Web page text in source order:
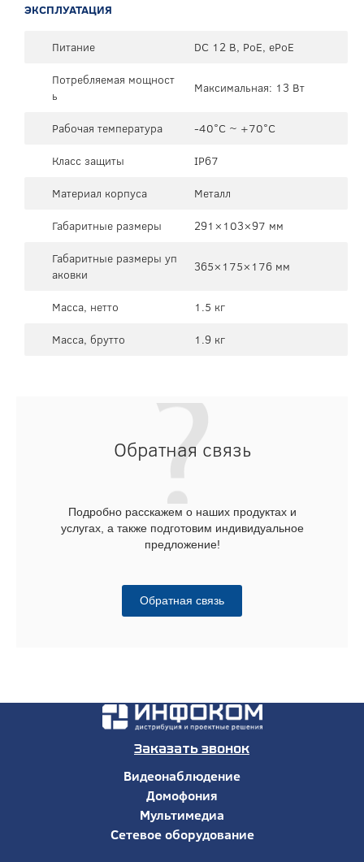
ЭКСПЛУАТАЦИЯ
Питание
DC 12 В, PoE, ePoE
Потребляемая мощност
ь
Максимальная: 13 Вт
Рабочая температура
-40°C ~ +70°C
Класс защиты
IP67
Материал корпуса
Металл
Габаритные размеры
291×103×97 мм
Габаритные размеры уп
аковки
365×175×176 мм
Масса, нетто
1.5 кг
Масса, брутто
1.9 кг
Обратная связь
Подробно расскажем о наших продуктах и
услугах, а также подготовим индивидуальное
предложение!
Обратная связь
Заказать звонок
Видеонаблюдение
Домофония
Мультимедиа
Сетевое оборудование